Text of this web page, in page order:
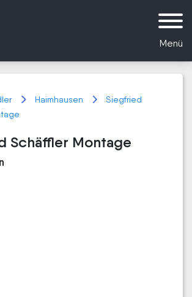
Menü
Haimhausen
Siegfried
Schäffler Montage